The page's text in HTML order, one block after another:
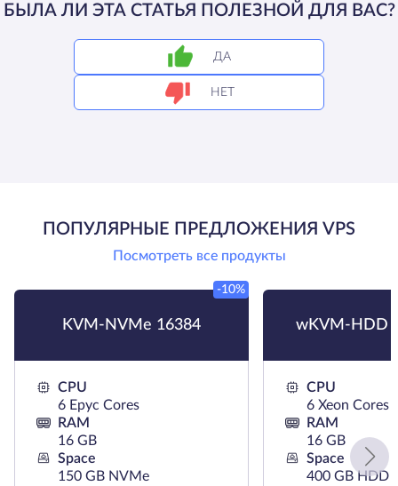
БЫЛА ЛИ ЭТА СТАТЬЯ ПОЛЕЗНОЙ ДЛЯ ВАС?
ДА
НЕТ
ПОПУЛЯРНЫЕ ПРЕДЛОЖЕНИЯ VPS
Посмотреть все продукты
KVM-NVMe 16384
-10%
CPU
6 Epyc Cores
RAM
16 GB
Space
150 GB NVMe
wKVM-HDD
CPU
6 Xeon Cores
RAM
16 GB
Space
400 GB HDD